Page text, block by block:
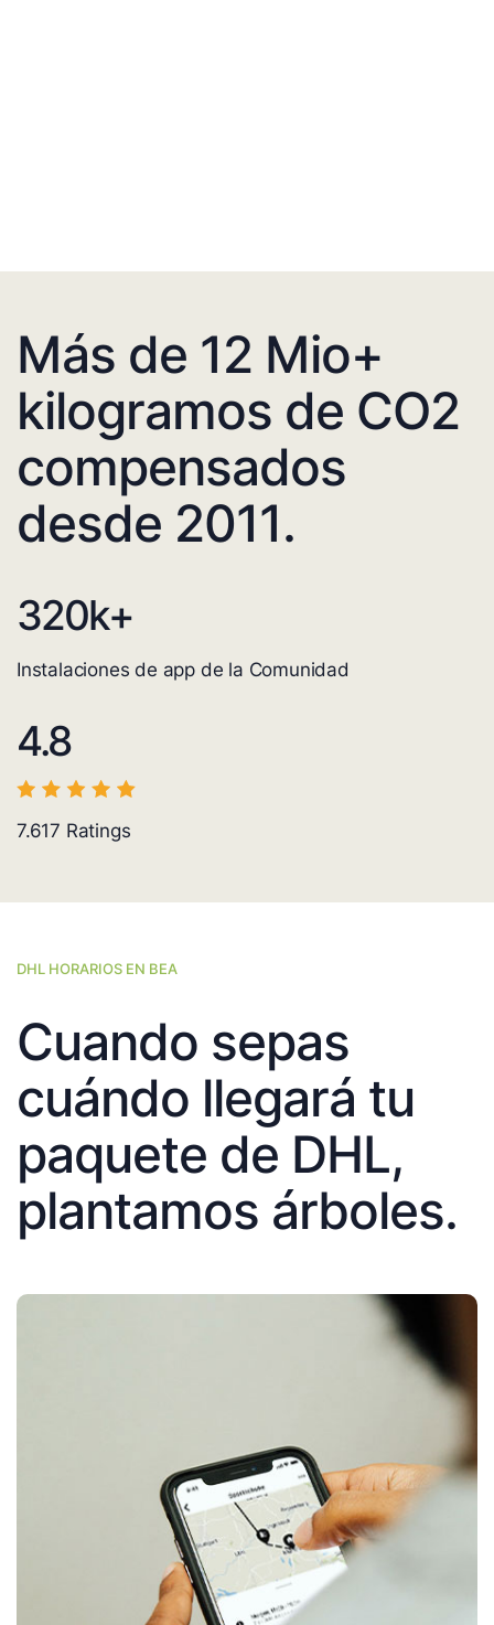
Más de 12 Mio+
kilogramos de CO2
compensados
desde 2011.
320k+
Instalaciones de app de la Comunidad
4.8
7.617 Ratings
DHL HORARIOS EN BEA
Cuando sepas
cuándo llegará tu
paquete de DHL,
plantamos árboles.